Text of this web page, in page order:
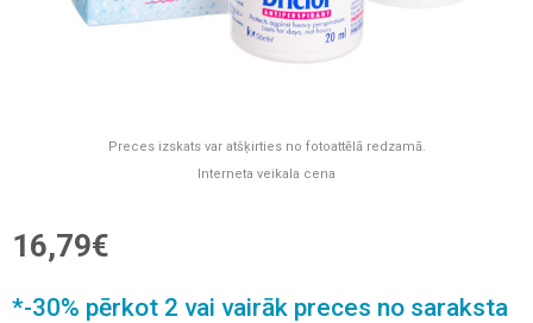
Preces izskats var atšķirties no fotoattēlā redzamā.
Interneta veikala cena
16,79€
*-30% pērkot 2 vai vairāk preces no saraksta